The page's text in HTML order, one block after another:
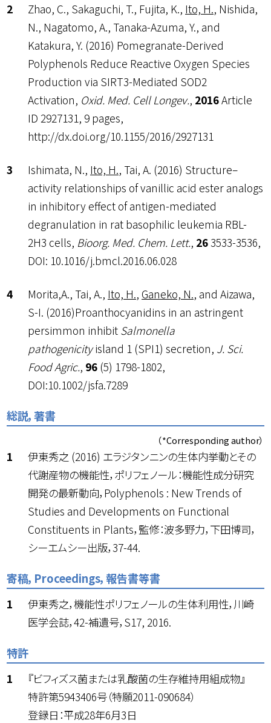
Zhao, C., Sakaguchi, T., Fujita, K., Ito, H., Nishida,
N., Nagatomo, A., Tanaka-Azuma, Y., and
Katakura, Y. (2016) Pomegranate-Derived
Polyphenols Reduce Reactive Oxygen Species
Production via SIRT3-Mediated SOD2
Activation, Oxid. Med. Cell Longev., 2016Article
ID 2927131, 9 pages,
http://dx.doi.org/10.1155/2016/2927131
Ishimata, N., Ito, H., Tai, A. (2016) Structure–
activity relationships of vanillic acid ester analogs
in inhibitory effect of antigen-mediated
degranulation in rat basophilic leukemia RBL-
2H3 cells, Bioorg. Med. Chem. Lett., 263533-3536,
DOI: 10.1016/j.bmcl.2016.06.028
Morita,A., Tai, A., Ito, H., Ganeko, N., and Aizawa,
S-I. (2016)Proanthocyanidins in an astringent
persimmon inhibit Salmonella
pathogenicityisland 1 (SPI1) secretion, J. Sci.
Food Agric., 96 (5) 1798-1802,
DOI:10.1002/jsfa.7289
総説，著書
（*Corresponding author）
伊東秀之 (2016) エラジタンニンの生体内挙動とその
代謝産物の機能性，ポリフェノール：機能性成分研究
開発の最新動向，Polyphenols : New Trends of
Studies and Developments on Functional
Constituents in Plants，監修：波多野力，下田博司，
シーエムシー出版，37-44.
寄稿，Proceedings，報告書等書
伊東秀之，機能性ポリフェノールの生体利用性，川崎
医学会誌，42-補遺号，S17, 2016.
特許
『ビフィズス菌または乳酸菌の生存維持用組成物』
特許第5943406号（特願2011-090684）
登録日：平成28年6月3日